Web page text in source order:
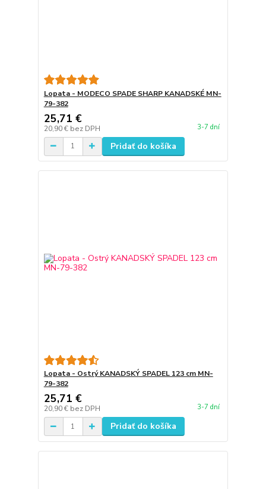
Lopata - MODECO SPADE SHARP KANADSKÉ MN-
79-382
25,71 €
20,90 € bez DPH 3-7 dní
Pridať do košíka
Lopata - Ostrý KANADSKÝ SPADEL 123 cm MN-
79-382
25,71 €
20,90 € bez DPH 3-7 dní
Pridať do košíka